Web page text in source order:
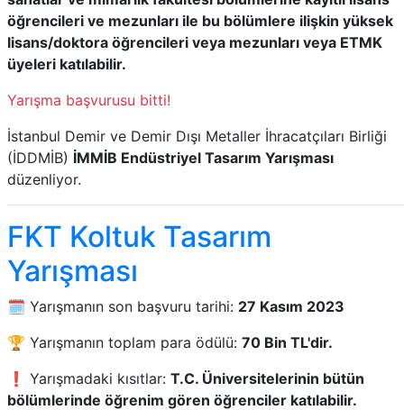
öğrencileri ve mezunları ile bu bölümlere ilişkin yüksek
lisans/doktora öğrencileri veya mezunları veya ETMK
üyeleri katılabilir.
Yarışma başvurusu bitti!
İstanbul Demir ve Demir Dışı Metaller İhracatçıları Birliği
(İDDMİB) İMMİB Endüstriyel Tasarım Yarışması
düzenliyor.
FKT Koltuk Tasarım
Yarışması
🗓️ Yarışmanın son başvuru tarihi: 27 Kasım 2023
🏆 Yarışmanın toplam para ödülü: 70 Bin TL'dir.
❗ Yarışmadaki kısıtlar: T.C. Üniversitelerinin bütün
bölümlerinde öğrenim gören öğrenciler katılabilir.